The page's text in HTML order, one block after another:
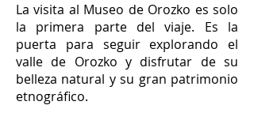
La visita al Museo de Orozko es solo
la primera parte del viaje. Es la
puerta para seguir explorando el
valle de Orozko y disfrutar de su
belleza natural y su gran patrimonio
etnográfico.